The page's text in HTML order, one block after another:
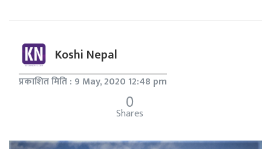
Koshi Nepal
प्रकाशित मिति : 9 May, 2020 12:48 pm
0
Shares